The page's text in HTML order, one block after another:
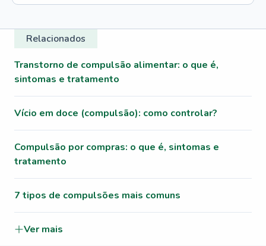
Relacionados
Transtorno de compulsão alimentar: o que é,
sintomas e tratamento
Vício em doce (compulsão): como controlar?
Compulsão por compras: o que é, sintomas e
tratamento
7 tipos de compulsões mais comuns
Ver mais